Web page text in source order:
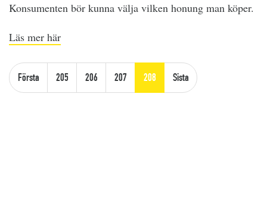
Konsumenten bör kunna välja vilken honung man köper.
Läs mer här
Första 205 206 207 208 Sista